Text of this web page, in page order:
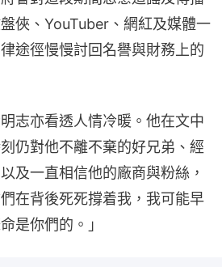
俠、YouTuber、網紅及媒體一
途徑慢慢討回名譽與財務上的
志亦看透人情冷暖。他在文中
仍對他不離不棄的好兄弟、經
及一直相信他的廠商與粉絲，
在背後死死撐着我，我可能早
是你們的。」